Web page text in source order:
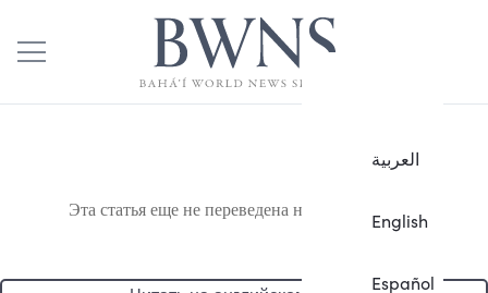
العربية
English
Español
Эта статья еще не переведена на русский язык.